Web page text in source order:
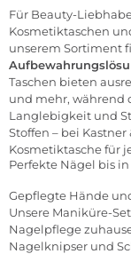
Für Beauty-
Kosmetiktaschen
unserem Sortiment
Taschen bieten
und mehr, während
Langlebigkeit und
Stoffen – bei
Kosmetiktasche für
Perfekte Nägel bis
Gepflegte Hände
Unsere Maniküre-
Nagelpflege
Nagelknipser und